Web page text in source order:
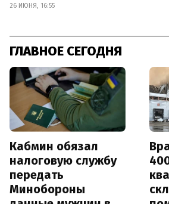
26 ИЮНЯ, 16:55
ГЛАВНОЕ СЕГОДНЯ
Кабмин обязал
налоговую службу
передать
Минобороны